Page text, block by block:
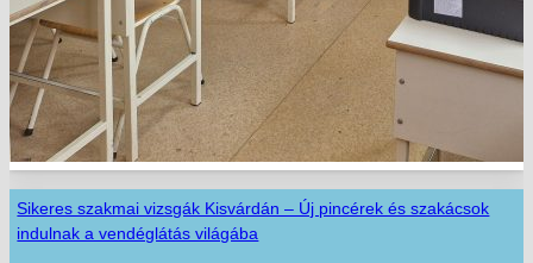
Sikeres szakmai vizsgák Kisvárdán – Új pincérek és szakácsok
indulnak a vendéglátás világába